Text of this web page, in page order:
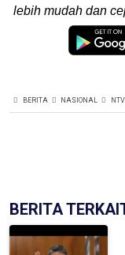
lebih mudah dan
BERITA NASIONAL
BERITA